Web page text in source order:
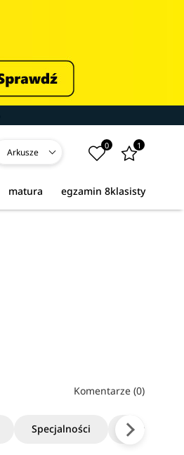
Arkusze
0 1
egzamin 8klasisty
matura
Komentarze (0)
Specjalności Ceny